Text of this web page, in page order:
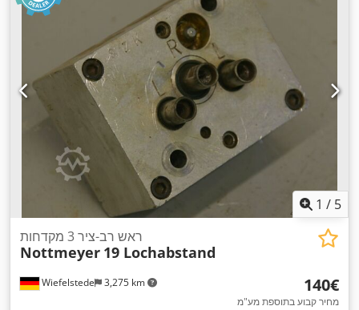
1 / 5
Wiefelstede 3,275 km
ראש רב-ציר 3 מקדחות
Nottmeyer 19 Lochabstand
‏140 ‏€
מחיר קבוע בתוספת מע"מ